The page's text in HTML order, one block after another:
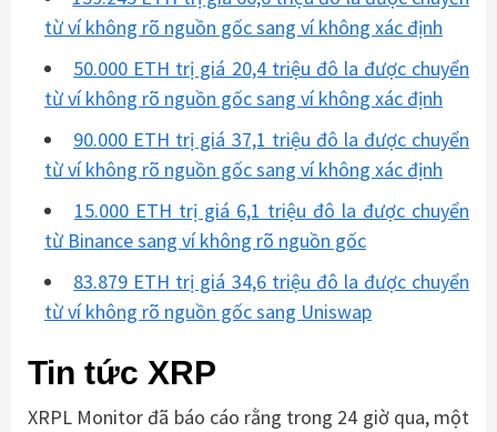
từ ví không rõ nguồn gốc sang ví không xác định
50.000 ETH trị giá 20,4 triệu đô la được chuyển
từ ví không rõ nguồn gốc sang ví không xác định
90.000 ETH trị giá 37,1 triệu đô la được chuyển
từ ví không rõ nguồn gốc sang ví không xác định
15.000 ETH trị giá 6,1 triệu đô la được chuyển
từ Binance sang ví không rõ nguồn gốc
83.879 ETH trị giá 34,6 triệu đô la được chuyển
từ ví không rõ nguồn gốc sang Uniswap
Tin tức XRP
XRPL Monitor đã báo cáo rằng trong 24 giờ qua, một